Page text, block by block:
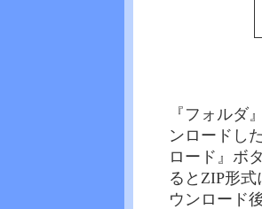
『フォルダ
ンロードし
ロード』ボ
るとZIP形
ウンロード